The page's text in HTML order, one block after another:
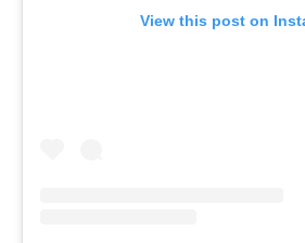
View this post on